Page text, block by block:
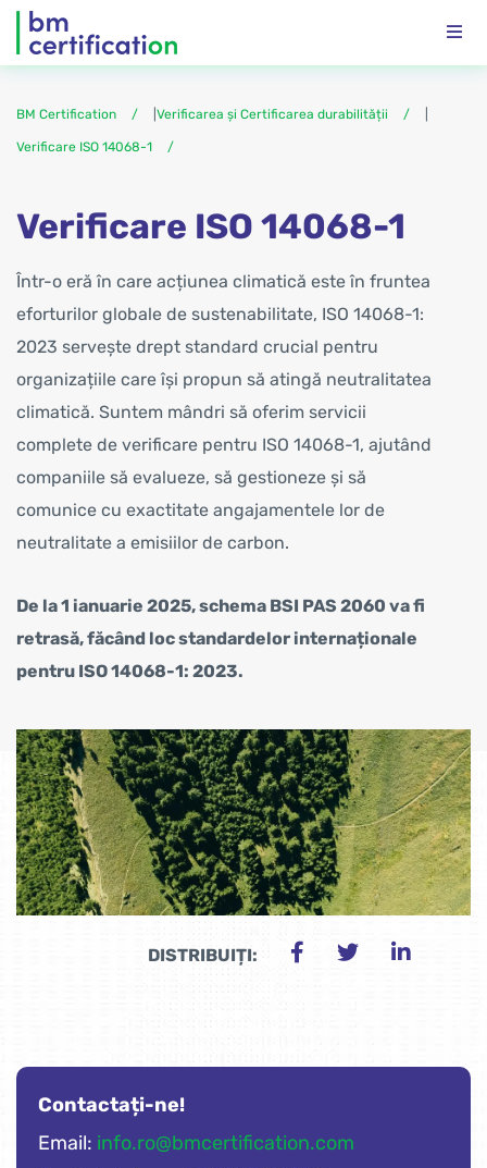
BM Certification Verificarea și Certificarea durabilității
Verificare ISO 14068-1
Verificare ISO 14068-1
Într-o eră în care acțiunea climatică este în fruntea
eforturilor globale de sustenabilitate, ISO 14068-1:
2023 servește drept standard crucial pentru
organizațiile care își propun să atingă neutralitatea
climatică. Suntem mândri să oferim servicii
complete de verificare pentru ISO 14068-1, ajutând
companiile să evalueze, să gestioneze și să
comunice cu exactitate angajamentele lor de
neutralitate a emisiilor de carbon.
De la 1 ianuarie 2025, schema BSI PAS 2060 va fi
retrasă, făcând loc standardelor internaționale
pentru ISO 14068-1: 2023.
DISTRIBUIȚI:
Contactați-ne!
Email: info.ro@bmcertification.com